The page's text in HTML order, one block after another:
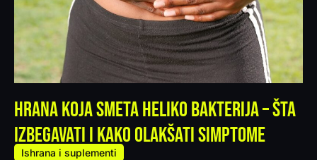
Hrana koja smeta heliko bakterija – šta
izbegavati i kako olakšati simptome
Ishrana i suplementi